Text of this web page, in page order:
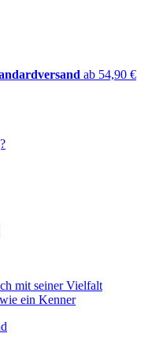
ab 54,90 €
mit seiner Vielfalt
ein Kenner